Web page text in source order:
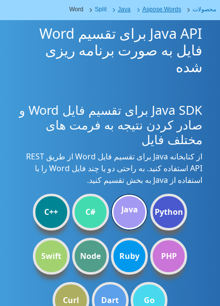
محصولات Aspose.Words
Java
Split
Word
Java API برای تقسیم Word
فایل به صورت برنامه ریزی
شده
Java SDK برای تقسیم فایل Word و
صادر کردن نتیجه به فرمت های
مختلف فایل
از کتابخانه Java برای تقسیم فایل Word از طریق REST
API استفاده کنید. به راحتی دو یا چند فایل Word را با
استفاده از Java به بخش تقسیم کنید.
Python
Java
C#
C++
PHP
Ruby
Node
Swift
Go
Dart
Curl